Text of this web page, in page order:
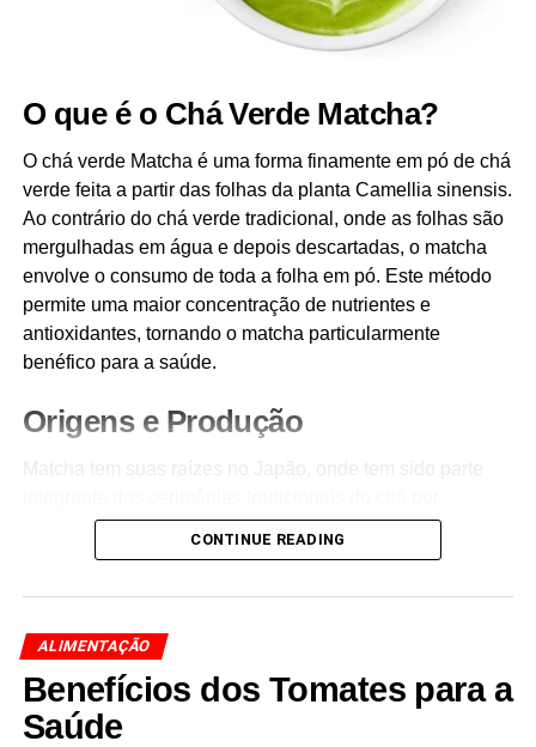
O que é o Chá Verde Matcha?
O chá verde Matcha é uma forma finamente em pó de chá
verde feita a partir das folhas da planta Camellia sinensis.
Ao contrário do chá verde tradicional, onde as folhas são
mergulhadas em água e depois descartadas, o matcha
envolve o consumo de toda a folha em pó. Este método
permite uma maior concentração de nutrientes e
antioxidantes, tornando o matcha particularmente
benéfico para a saúde.
Origens e Produção
séculos. O processo de produção começa com o
sombreamento das plantas de chá várias semanas antes
vibrante e realçando o seu sabor umami devido às
concentrações mais elevadas do aminoácido L-teanina.
Após a colheita, as folhas são cozidas no vapor para
CONTINUE READING
ALIMENTAÇÃO
Benefícios dos Tomates para a
Saúde